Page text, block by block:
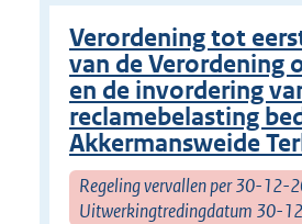
Verordening tot
van de Verordening
en de invordering
reclamebelasting
Akkermansweide
Regeling vervallen per 30-12-
Uitwerkingtredingdatum 30-